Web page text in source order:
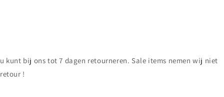
u kunt bij ons tot 7 dagen retourneren. Sale items nemen wij niet
retour !